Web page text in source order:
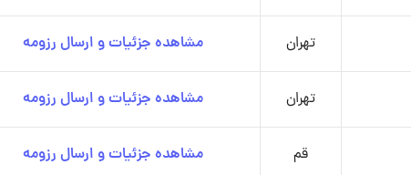
تهران مشاهده جزئیات و ارسال رزومه
تهران مشاهده جزئیات و ارسال رزومه
قم مشاهده جزئیات و ارسال رزومه